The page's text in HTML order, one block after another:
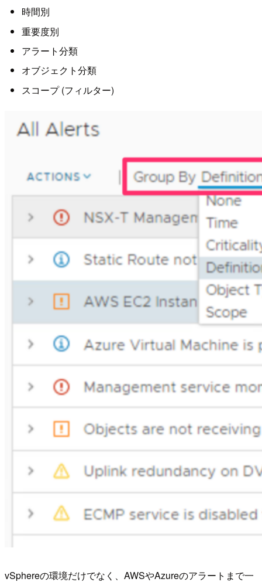
時間別
重要度別
アラート分類
オブジェクト分類
スコープ (フィルター)
vSphereの環境だけでなく、AWSやAzureのアラートまで一